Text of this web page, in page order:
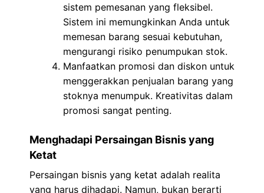
sistem pemesanan yang fleksibel.
Sistem ini memungkinkan Anda untuk
memesan barang sesuai kebutuhan,
mengurangi risiko penumpukan stok.
Manfaatkan promosi dan diskon untuk
menggerakkan penjualan barang yang
stoknya menumpuk. Kreativitas dalam
promosi sangat penting.
Menghadapi Persaingan Bisnis yang
Ketat
Persaingan bisnis yang ketat adalah realita
yang harus dihadapi. Namun, bukan berarti